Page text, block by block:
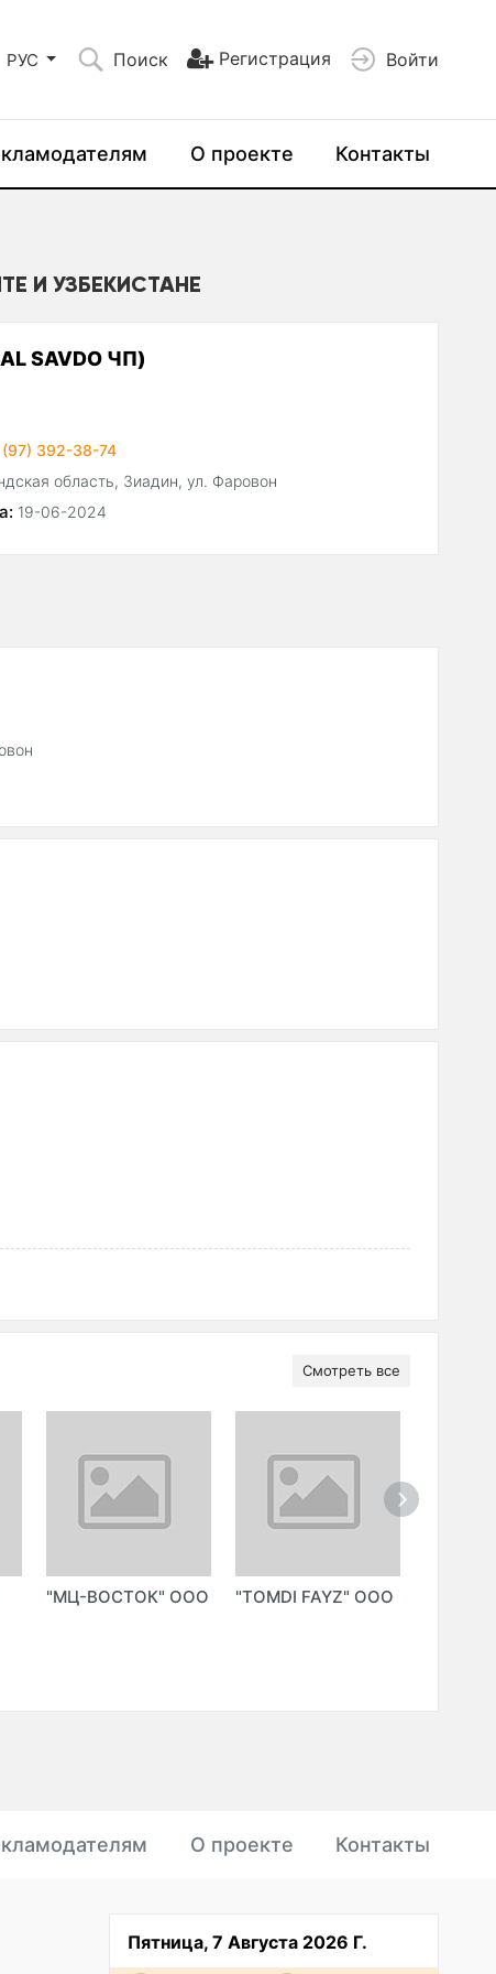
РУС Поиск Регистрация Войти
О проекте Контакты
И УЗБЕКИСТАНЕ
SAVDO ЧП)
392-38-74
область, Зиадин, ул. Фаровон
19-06-2024
Смотреть все
"МЦ-ВОСТОК" ООО "TOMDI FAYZ" ООО
О проекте Контакты
Пятница, 7 Августа 2026 Г.